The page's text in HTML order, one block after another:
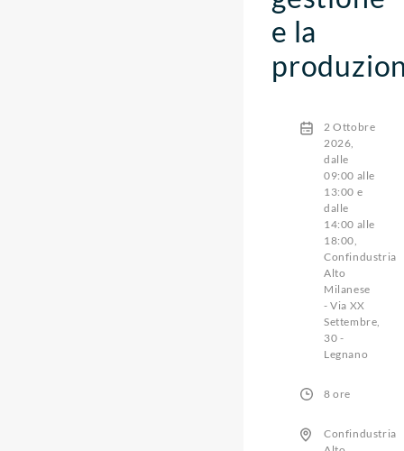
e la
2 Ottobre
2026,
dalle
09:00 alle
13:00 e
dalle
14:00 alle
18:00,
Confindustria
Alto
Milanese
- Via XX
Settembre,
30 -
Legnano
8 ore
Confindustria